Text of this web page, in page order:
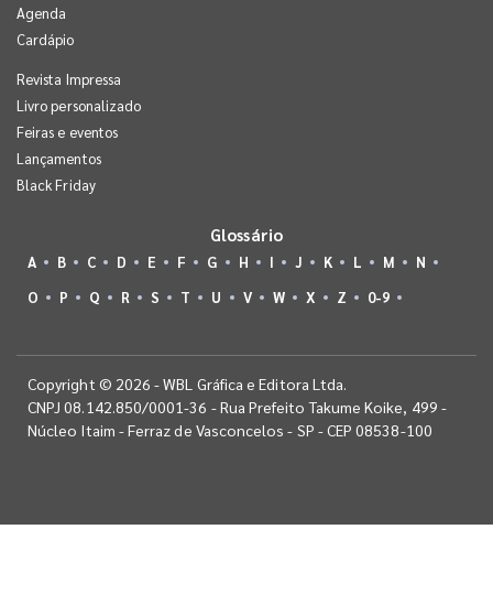
Agenda
Cardápio
Revista Impressa
Livro personalizado
Feiras e eventos
Lançamentos
Black Friday
Glossário
A B C D E F G H I J K L M
N
O
P Q R S T U V W X Z 0-9
Copyright © 2026 - WBL Gráfica e Editora Ltda.
CNPJ 08.142.850/0001-36 - Rua Prefeito Takume Koike, 499 -
Núcleo Itaim - Ferraz de Vasconcelos - SP - CEP 08538-100